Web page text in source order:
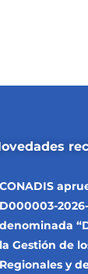
CONADIS
D000003-
denominada
la Gestión de
Regionales y